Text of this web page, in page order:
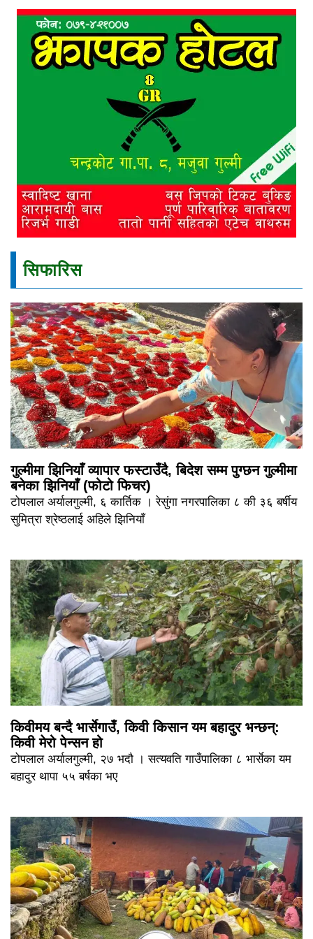
सिफारिस
गुल्मीमा झिनियाँ व्यापार फस्टाउँदै, बिदेश सम्म पुग्छन गुल्मीमा
बनेका झिनियाँ (फोटो फिचर)
टोपलाल अर्यालगुल्मी, ६ कार्तिक । रेसुंगा नगरपालिका ८ की ३६ बर्षीय
सुमित्रा श्रेष्ठलाई अहिले झिनियाँ
किवीमय बन्दै भार्सेगाउँ, किवी किसान यम बहादुर भन्छन्:
किवी मेरो पेन्सन हो
टोपलाल अर्यालगुल्मी, २७ भदौ । सत्यवति गाउँपालिका ८ भार्सेका यम
बहादुर थापा ५५ बर्षका भए